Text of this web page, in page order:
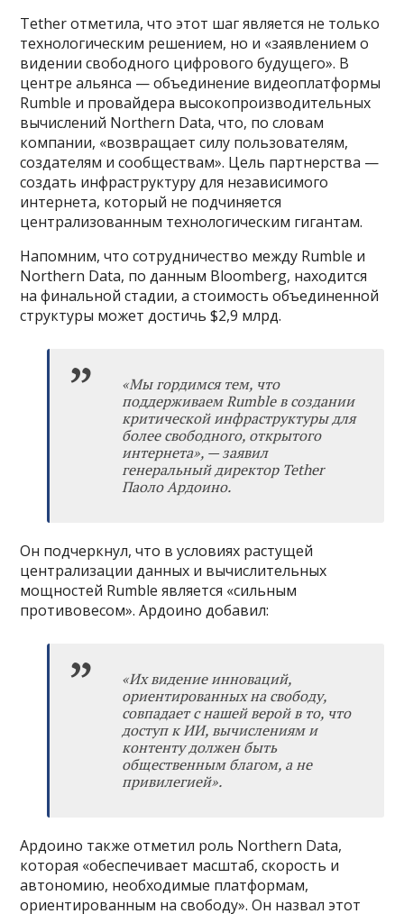
Tether отметила, что этот шаг является не только
технологическим решением, но и «заявлением о
видении свободного цифрового будущего». В
центре альянса — объединение видеоплатформы
Rumble и провайдера высокопроизводительных
вычислений Northern Data, что, по словам
компании, «возвращает силу пользователям,
создателям и сообществам». Цель партнерства —
создать инфраструктуру для независимого
интернета, который не подчиняется
централизованным технологическим гигантам.
Напомним, что сотрудничество между Rumble и
Northern Data, по данным Bloomberg, находится
на финальной стадии, а стоимость объединенной
структуры может достичь $2,9 млрд.
«Мы гордимся тем, что
поддерживаем Rumble в создании
критической инфраструктуры для
более свободного, открытого
интернета», — заявил
генеральный директор Tether
Паоло Ардоино.
Он подчеркнул, что в условиях растущей
централизации данных и вычислительных
мощностей Rumble является «сильным
противовесом». Ардоино добавил:
«Их видение инноваций,
ориентированных на свободу,
совпадает с нашей верой в то, что
доступ к ИИ, вычислениям и
контенту должен быть
общественным благом, а не
привилегией».
Ардоино также отметил роль Northern Data,
которая «обеспечивает масштаб, скорость и
автономию, необходимые платформам,
ориентированным на свободу». Он назвал этот